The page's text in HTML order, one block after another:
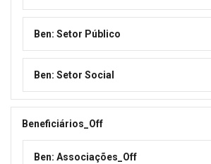
Ben: Setor Público
Ben: Setor Social
Beneficiários_Off
Ben: Associações_Off